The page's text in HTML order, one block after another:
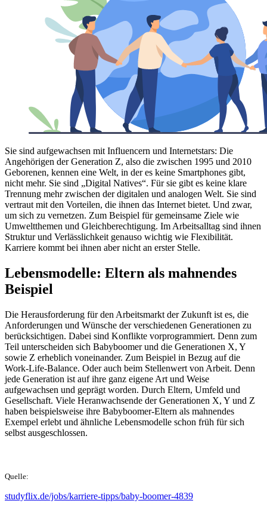
Sie sind aufgewachsen mit Influencern und Internetstars: Die
Angehörigen der Generation Z, also die zwischen 1995 und 2010
Geborenen, kennen eine Welt, in der es keine Smartphones gibt,
nicht mehr. Sie sind „Digital Natives“. Für sie gibt es keine klare
Trennung mehr zwischen der digitalen und analogen Welt. Sie sind
vertraut mit den Vorteilen, die ihnen das Internet bietet. Und zwar,
um sich zu vernetzen. Zum Beispiel für gemeinsame Ziele wie
Umweltthemen und Gleichberechtigung. Im Arbeitsalltag sind ihnen
Struktur und Verlässlichkeit genauso wichtig wie Flexibilität.
Karriere kommt bei ihnen aber nicht an erster Stelle.
Lebensmodelle: Eltern als mahnendes
Beispiel
Die Herausforderung für den Arbeitsmarkt der Zukunft ist es, die
Anforderungen und Wünsche der verschiedenen Generationen zu
berücksichtigen. Dabei sind Konflikte vorprogrammiert. Denn zum
Teil unterscheiden sich Babyboomer und die Generationen X, Y
sowie Z erheblich voneinander. Zum Beispiel in Bezug auf die
Work-Life-Balance. Oder auch beim Stellenwert von Arbeit. Denn
jede Generation ist auf ihre ganz eigene Art und Weise
aufgewachsen und geprägt worden. Durch Eltern, Umfeld und
Gesellschaft. Viele Heranwachsende der Generationen X, Y und Z
haben beispielsweise ihre Babyboomer-Eltern als mahnendes
Exempel erlebt und ähnliche Lebensmodelle schon früh für sich
selbst ausgeschlossen.
Quelle:
studyflix.de/jobs/karriere-tipps/baby-boomer-4839